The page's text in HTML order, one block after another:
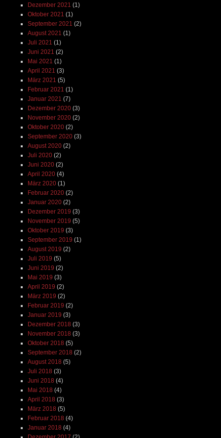
Dezember 2021 (1)
Oktober 2021 (1)
September 2021 (2)
August 2021 (1)
Juli 2021 (1)
Juni 2021 (2)
Mai 2021 (1)
April 2021 (3)
März 2021 (5)
Februar 2021 (1)
Januar 2021 (7)
Dezember 2020(3)
November 2020(2)
Oktober 2020(2)
September 2020(3)
August 2020(2)
Juli 2020(2)
Juni 2020(2)
April 2020(4)
März 2020(1)
Februar 2020(2)
Januar 2020(2)
Dezember 2019 (3)
November 2019 (5)
Oktober 2019 (3)
September 2019 (1)
August 2019 (2)
Juli 2019 (5)
Juni 2019 (2)
Mai 2019 (3)
April 2019 (2)
März 2019 (2)
Februar 2019 (2)
Januar 2019 (3)
Dezember 2018 (3)
November 2018 (3)
Oktober 2018 (5)
September 2018 (2)
August 2018 (5)
Juli 2018 (3)
Juni 2018 (4)
Mai 2018 (4)
April 2018 (3)
März 2018 (5)
Februar 2018 (4)
Januar 2018 (4)